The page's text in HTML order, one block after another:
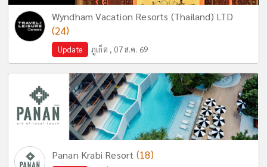
Wyndham Vacation Resorts (Thailand) LTD
(24)
Update ภูเก็ต , 07 ส.ค. 69
Panan Krabi Resort (18)